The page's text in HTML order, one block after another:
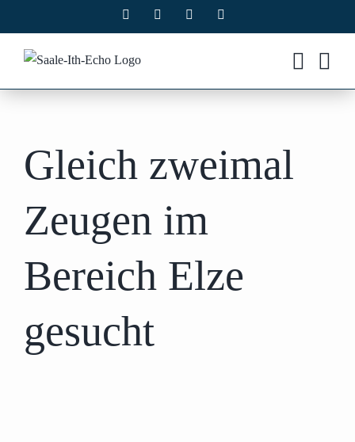
Inhalt
springen
Facebook Instagram
Gleich zweimal
Zeugen im
Bereich Elze
gesucht